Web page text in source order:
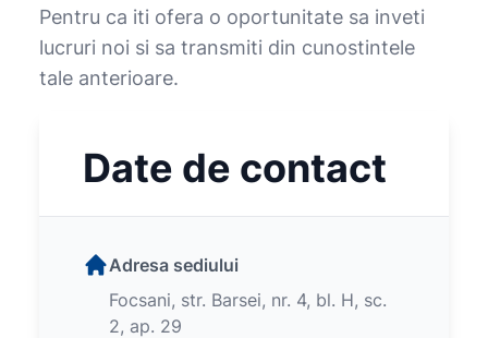
Pentru ca iti ofera o oportunitate sa inveti
lucruri noi si sa transmiti din cunostintele
tale anterioare.
Date de contact
Adresa sediului
Focsani, str. Barsei, nr. 4, bl. H, sc.
2, ap. 29